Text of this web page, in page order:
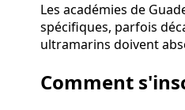
Les académies de
spécifiques, parfois
ultramarins doivent
Comment